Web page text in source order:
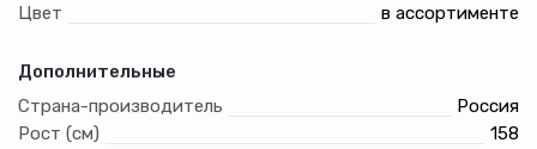
Цвет
в ассортименте
Дополнительные
Страна-производитель
Россия
Рост (см)
158